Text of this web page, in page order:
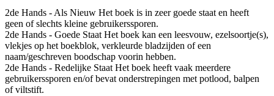
2de Hands - Als Nieuw Het boek is in zeer goede staat en heeft
geen of slechts kleine gebruikerssporen.
2de Hands - Goede Staat Het boek kan een leesvouw, ezelsoortje(s),
vlekjes op het boekblok, verkleurde bladzijden of een
naam/geschreven boodschap voorin hebben.
2de Hands - Redelijke Staat Het boek heeft vaak meerdere
gebruikerssporen en/of bevat onderstrepingen met potlood, balpen
of viltstift.